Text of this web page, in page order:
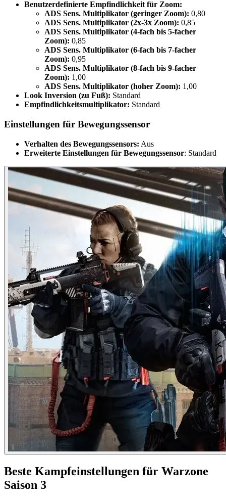
Benutzerdefinierte Empfindlichkeit für Zoom:
ADS Sens. Multiplikator (geringer Zoom): 0,80
ADS Sens. Multiplikator (2x-3x Zoom): 0,85
ADS Sens. Multiplikator (4-fach bis 5-facher
Zoom): 0,85
ADS Sens. Multiplikator (6-fach bis 7-facher
Zoom): 0,95
ADS Sens. Multiplikator (8-fach bis 9-facher
Zoom): 1,00
ADS Sens. Multiplikator (hoher Zoom): 1,00
Look Inversion (zu Fuß): Standard
Empfindlichkeitsmultiplikator: Standard
Einstellungen für Bewegungssensor
Verhalten des Bewegungssensors: Aus
Erweiterte Einstellungen für Bewegungssensor: Standard
Beste Kampfeinstellungen für Warzone
Saison 3